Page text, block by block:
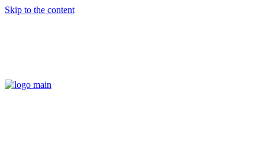
Skip to the content